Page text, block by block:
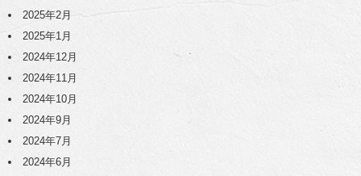
2025年2月
2025年1月
2024年12月
2024年11月
2024年10月
2024年9月
2024年7月
2024年6月